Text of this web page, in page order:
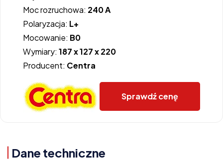
Moc rozruchowa: 240 A
Polaryzacja: L+
Mocowanie: B0
Wymiary: 187 x 127 x 220
Producent: Centra
Sprawdź cenę
Dane techniczne